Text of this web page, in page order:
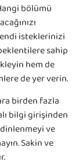
bölümü
isteklerinizi
sahip
hem de
de yer verin.
birden fazla
bilgi girişinden
ve
Sakin ve